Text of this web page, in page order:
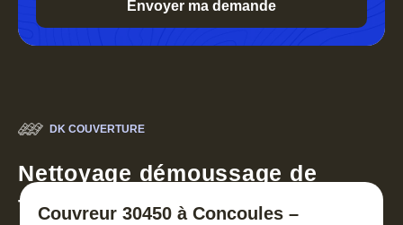
DK COUVERTURE
Nettoyage démoussage de
toiture 30
Couvreur 30450 à Concoules –